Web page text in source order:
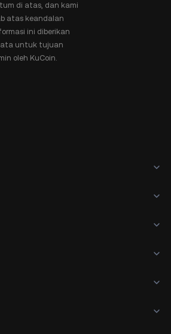
di atas, dan kami
atas keandalan
ini diberikan
untuk tujuan
oleh KuCoin.